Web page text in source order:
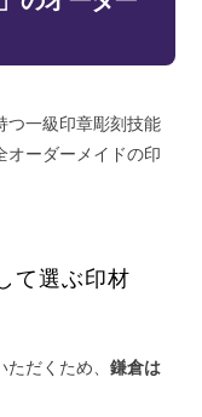
つ一級印章彫刻技能
オーダーメイドの印
て選ぶ印材
ただくため、鎌倉は